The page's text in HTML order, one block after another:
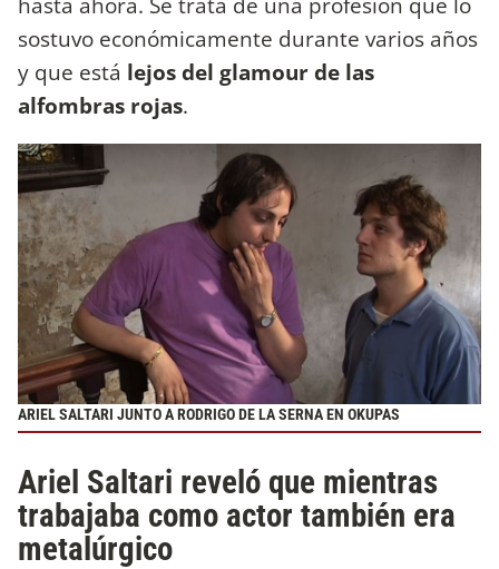
sostuvo económicamente durante varios años
y que está lejos del glamour de las
alfombras rojas.
ARIEL SALTARI JUNTO A RODRIGO DE LA SERNA EN OKUPAS
Ariel Saltari reveló que mientras
trabajaba como actor también era
metalúrgico